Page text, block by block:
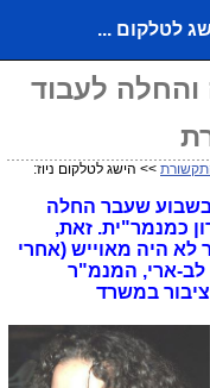
והחלה לעבוד
>> הישג לטלקום ניוז:
שעבר החלה
כמנמר"ית. זאת,
היה מאוייש (אחרי
לב-ארי, המנמ"ר
במשרד